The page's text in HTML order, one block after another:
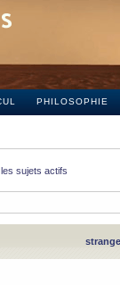
PHILOSOPHIE
les sujets actifs